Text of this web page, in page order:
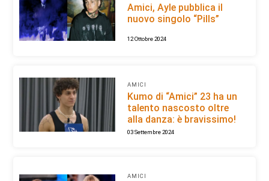
Amici, Ayle pubblica il
nuovo singolo “Pills”
12 Ottobre 2024
AMICI
Kumo di “Amici” 23 ha un
talento nascosto oltre
alla danza: è bravissimo!
03 Settembre 2024
AMICI